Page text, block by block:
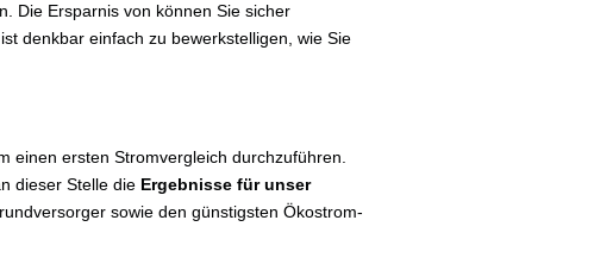
Die Ersparnis von können Sie sicher
ist denkbar einfach zu bewerkstelligen, wie Sie
einen ersten Stromvergleich durchzuführen.
dieser Stelle die Ergebnisse für unser
sowie den günstigsten Ökostrom-